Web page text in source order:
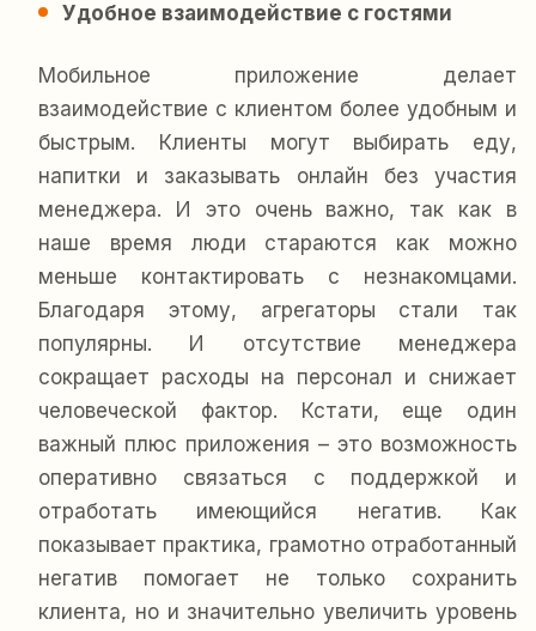
Удобное взаимодействие с гостями
Мобильное приложение делает
взаимодействие с клиентом более удобным и
быстрым. Клиенты могут выбирать еду,
напитки и заказывать онлайн без участия
менеджера. И это очень важно, так как в
наше время люди стараются как можно
меньше контактировать с незнакомцами.
Благодаря этому, агрегаторы стали так
популярны. И отсутствие менеджера
сокращает расходы на персонал и снижает
человеческой фактор. Кстати, еще один
важный плюс приложения – это возможность
оперативно связаться с поддержкой и
отработать имеющийся негатив. Как
показывает практика, грамотно отработанный
негатив помогает не только сохранить
клиента, но и значительно увеличить уровень